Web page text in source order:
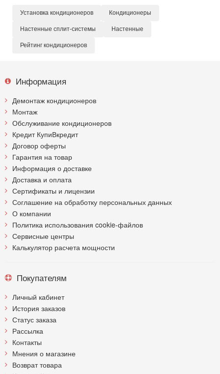
Установка кондиционеров Кондиционеры
Настенные сплит-системы Настенные
Рейтинг кондиционеров
Информация
Демонтаж кондиционеров
Монтаж
Обслуживание кондиционеров
Кредит КупиВкредит
Договор оферты
Гарантия на товар
Информация о доставке
Доставка и оплата
Сертификаты и лицензии
Соглашение на обработку персональных данных
О компании
Политика использования cookie-файлов
Сервисные центры
Калькулятор расчета мощности
Покупателям
Личный кабинет
История заказов
Статус заказа
Рассылка
Контакты
Мнения о магазине
Возврат товара